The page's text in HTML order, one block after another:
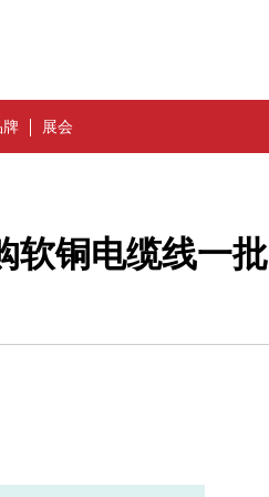
牌 展会
软铜电缆线一批